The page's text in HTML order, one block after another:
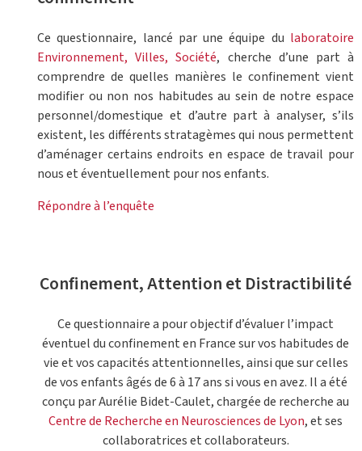
Ce questionnaire, lancé par une équipe du laboratoire
Environnement, Villes, Société, cherche d’une part à
comprendre de quelles manières le confinement vient
modifier ou non nos habitudes au sein de notre espace
personnel/domestique et d’autre part à analyser, s’ils
existent, les différents stratagèmes qui nous permettent
d’aménager certains endroits en espace de travail pour
nous et éventuellement pour nos enfants.
Répondre à l’enquête
Confinement, Attention et Distractibilité
Ce questionnaire a pour objectif d’évaluer l’impact
éventuel du confinement en France sur vos habitudes de
vie et vos capacités attentionnelles, ainsi que sur celles
de vos enfants âgés de 6 à 17 ans si vous en avez. Il a été
conçu par Aurélie Bidet-Caulet, chargée de recherche au
Centre de Recherche en Neurosciences de Lyon, et ses
collaboratrices et collaborateurs.